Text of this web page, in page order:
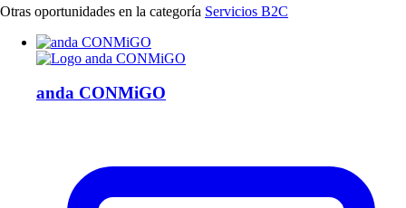
Otras oportunidades en la categoría Servicios B2C
anda CONMiGO